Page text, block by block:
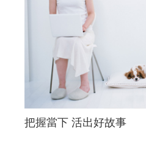
把握當下 活出好故事